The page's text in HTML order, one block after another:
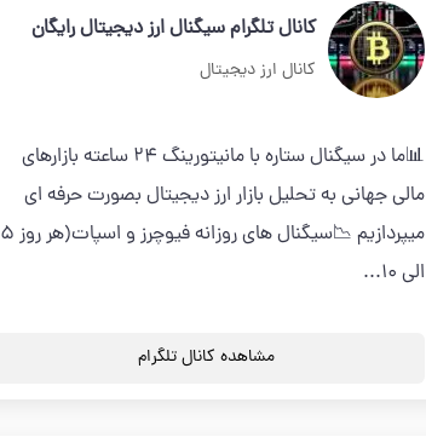
کانال تلگرام سیگنال ارز دیجیتال رایگان
کانال ارز دیجیتال
📊ما در سیگنال ستاره با مانیتورینگ 24 ساعته بازارهای
مالی جهانی به تحلیل بازار ارز دیجیتال بصورت حرفه ای
میپردازیم 📉سیگنال های روزانه فیوچرز و اسپات(هر روز 5
الی 10...
مشاهده کانال تلگرام